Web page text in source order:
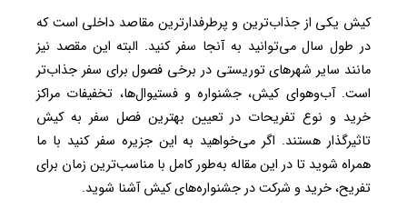
کیش یکی از جذاب‌ترین و پرطرفدارترین مقاصد داخلی است که
در طول سال می‌توانید به آنجا سفر کنید. البته این مقصد نیز
مانند سایر شهرهای توریستی در برخی فصول برای سفر جذاب‌تر
است. آب‌وهوای کیش، جشنواره و فستیوال‌ها، تخفیفات مراکز
خرید و نوع تفریحات در تعیین بهترین فصل سفر به کیش
تاثیرگذار هستند. اگر می‌خواهید به این جزیره سفر کنید با ما
همراه شوید تا در این مقاله به‌طور کامل با مناسب‌ترین زمان برای
تفریح، خرید و شرکت در جشنواره‌های کیش آشنا شوید.